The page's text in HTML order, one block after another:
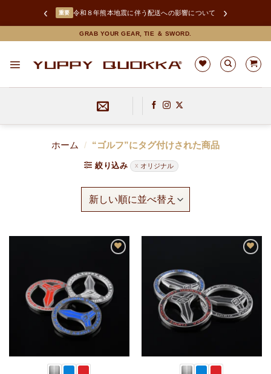
‹ 重要 令和８年熊本地震に伴う配送への影響について ›
to
GRAB YOUR GEAR, TIE ＆ SWORD.
ホーム / “ゴルフ”にタグ付けされた商品
絞り込み オリジナル
に
追
加